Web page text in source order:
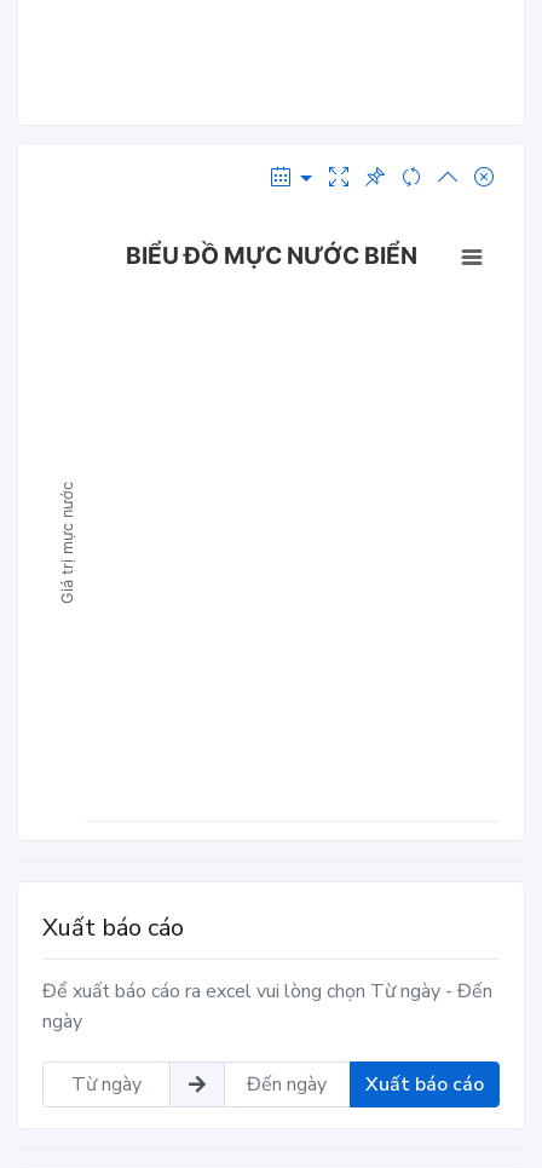
Giá trị mực nước
BIỂU ĐỒ MỰC NƯỚC BIỂN
Xuất báo cáo
Để xuất báo cáo ra excel vui lòng chọn Từ ngày - Đến
ngày
Xuất báo cáo